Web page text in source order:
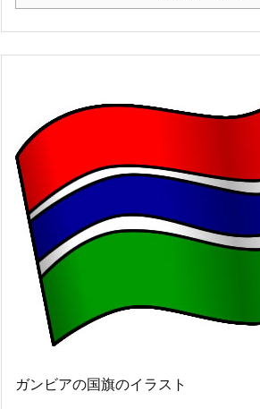
ガンビアの国旗のイラスト